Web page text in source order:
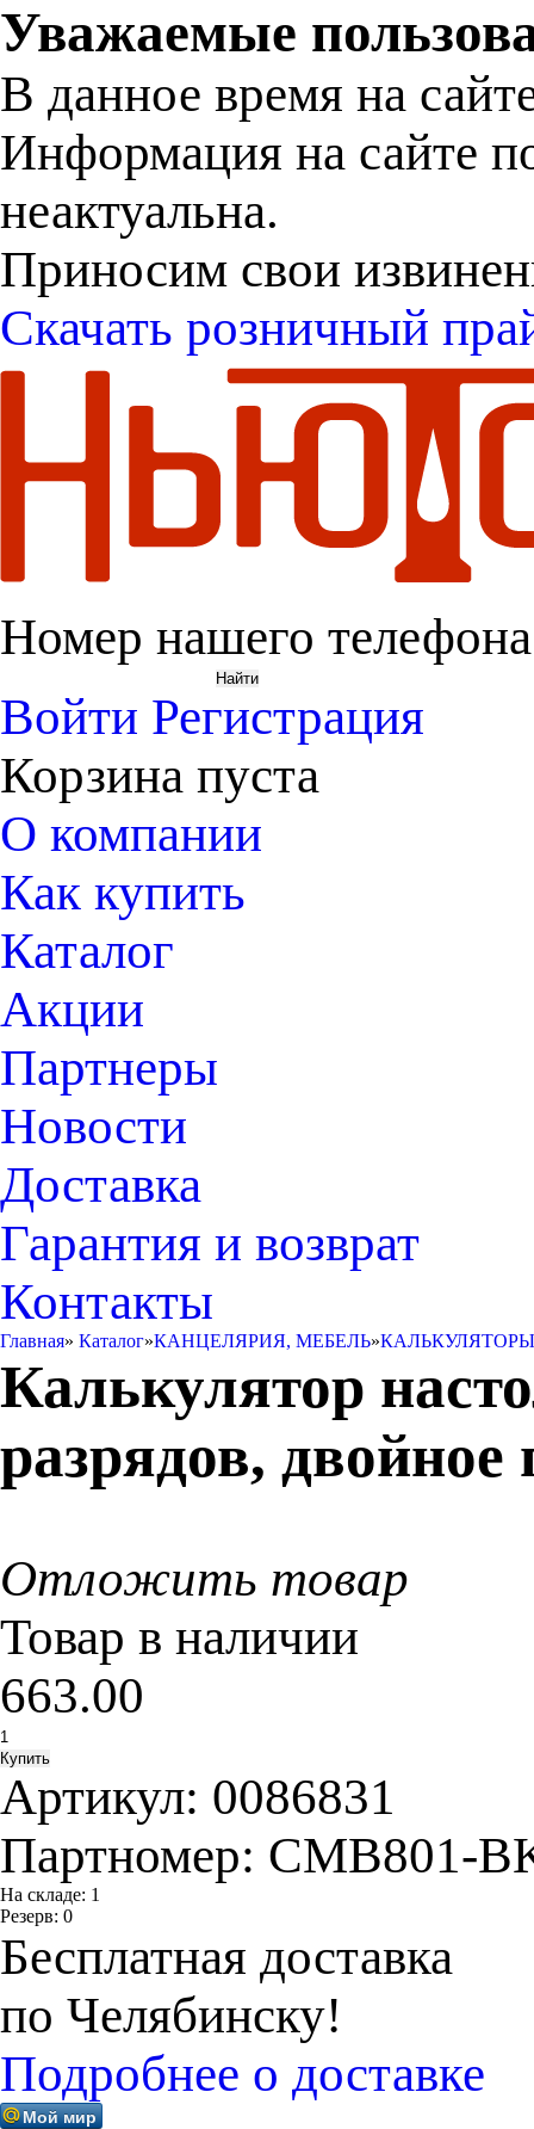
Уважаемые
В данное время на
Информация на сайте
неактуальна.
Приносим свои
Скачать розничный
Номер нашего
Войти Регистрация
Корзина пуста
О компании
Как купить
Каталог
Акции
Партнеры
Новости
Доставка
Гарантия и возврат
Контакты
Главная» Каталог»КАНЦЕЛЯРИЯ, МЕБЕЛЬ»КАЛЬКУЛЯТОРЫ
Калькулятор
разрядов,
Отложить товар
Товар в наличии
663.00
Артикул: 0086831
Партномер: CMB801-
На складе: 1
Резерв: 0
Бесплатная доставка
по Челябинску!
Подробнее о доставке
Мой мир